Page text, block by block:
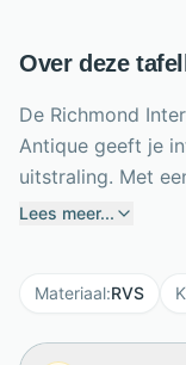
Over deze
De Richmond
Antique geeft je
uitstraling. Met
een elegante
zonder veel
Lees meer...
Materiaal:RVS